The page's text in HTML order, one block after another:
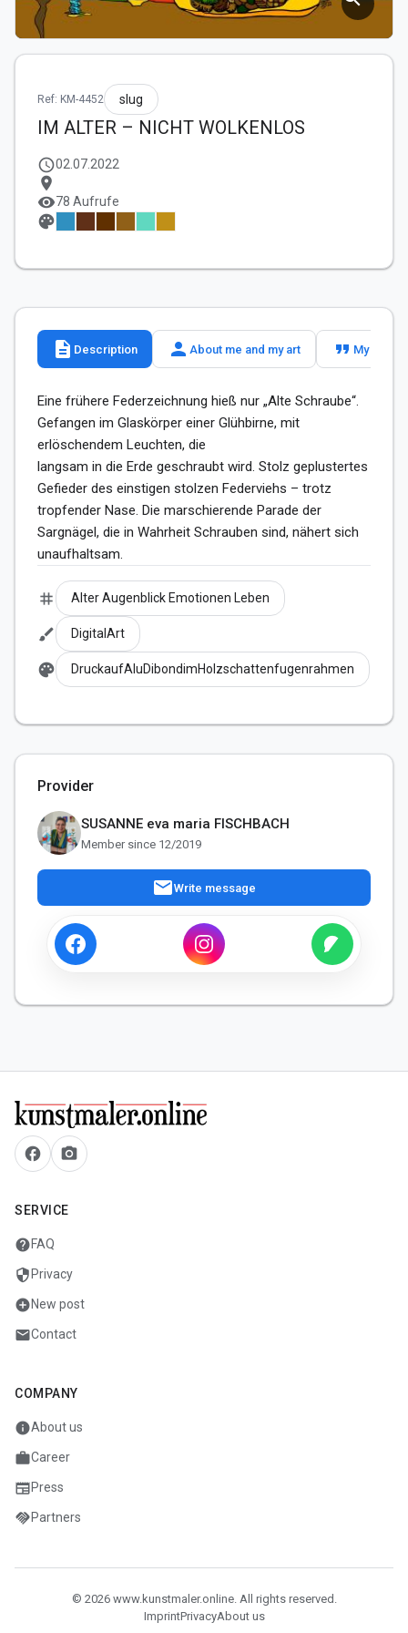
Ref: KM-4452 slug
IM ALTER – NICHT WOLKENLOS
schedule02.07.2022
location_on
visibility78 Aufrufe
palette
description Description person About me and my art format_quote My slogan
Eine frühere Federzeichnung hieß nur „Alte Schraube“.
Gefangen im Glaskörper einer Glühbirne, mit
erlöschendem Leuchten, die
langsam in die Erde geschraubt wird. Stolz geplustertes
Gefieder des einstigen stolzen Federviehs – trotz
tropfender Nase. Die marschierende Parade der
Sargnägel, die in Wahrheit Schrauben sind, nähert sich
unaufhaltsam.
tag Alter Augenblick Emotionen Leben
brush DigitalArt
palette DruckaufAluDibondimHolzschattenfugenrahmen
Provider
SUSANNE eva maria FISCHBACH
Member since 12/2019
mailWrite message
facebook camera_alt
SERVICE
helpFAQ
security Privacy
add_circleNew post
mailContact
COMPANY
infoAbout us
workCareer
newspaperPress
handshakePartners
© 2026 www.kunstmaler.online. All rights reserved.
ImprintPrivacyAbout us